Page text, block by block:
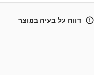
error_outline דווח על בעיה במוצר